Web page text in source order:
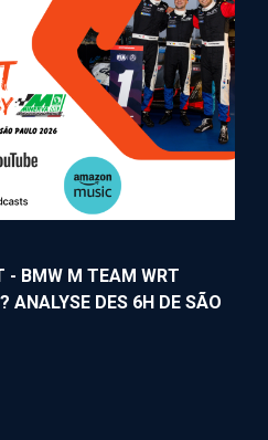
- BMW M TEAM WRT
ANALYSE DES 6H DE SÃO